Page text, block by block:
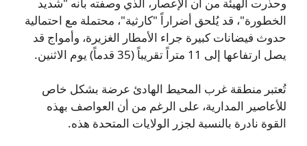
الخطورة"، قد يُلحق أضراراً "كارثية"، محتملة مع احتمالية
حدوث فيضانات كبيرة جراء الأمطار الغزيرة، وأمواج قد
يصل ارتفاعها إلى 11 متراً تقريباً (35 قدماً) يوم الاثنين.
تُعتبر منطقة غرب المحيط الهادئ عرضة بشكل خاص
للأعاصير المدارية، على الرغم من أن العواصف بهذه
القوة نادرة بالنسبة لجزر الولايات المتحدة هذه.